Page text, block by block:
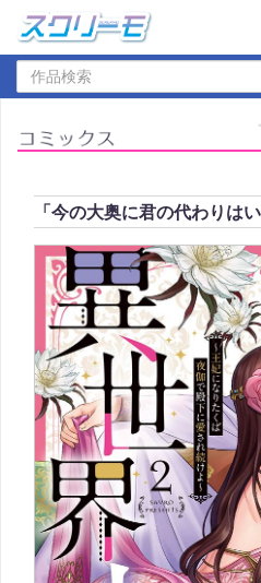
「今の大奥に君の代わりはい